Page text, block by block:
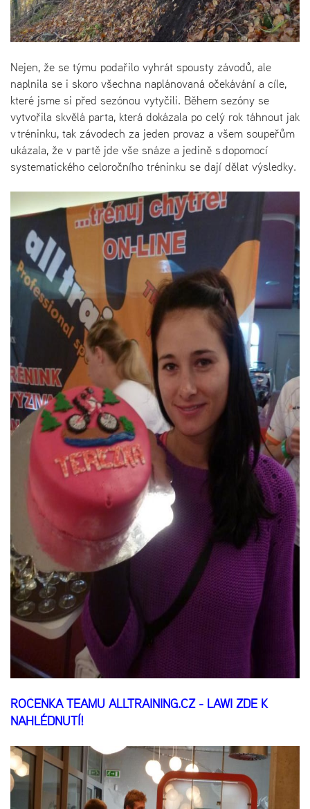
Nejen, že se týmu podařilo vyhrát spousty závodů, ale
naplnila se i skoro všechna naplánovaná očekávání a cíle,
které jsme si před sezónou vytyčili. Během sezóny se
vytvořila skvělá parta, která dokázala po celý rok táhnout jak
v tréninku, tak závodech za jeden provaz a všem soupeřům
ukázala, že v partě jde vše snáze a jedině s dopomocí
systematického celoročního tréninku se dají dělat výsledky.
ROČENKA TEAMU ALLTRAINING.CZ - LAWI ZDE K
NAHLÉDNUTÍ!